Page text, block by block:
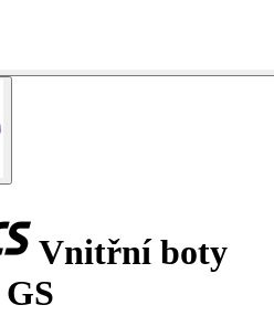
Vnitřní boty